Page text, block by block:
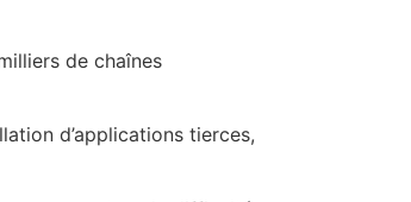
de chaînes
d’applications tierces,